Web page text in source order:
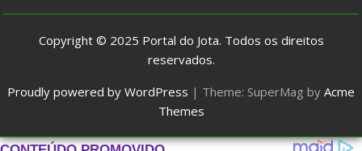
Copyright © 2025 Portal do Jota. Todos os direitos
reservados.
Proudly powered by WordPress | Theme: SuperMag by Acme
Themes